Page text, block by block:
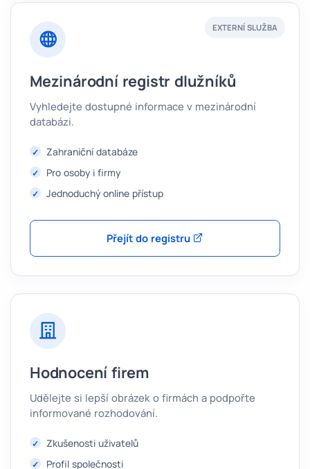
EXTERNÍ SLUŽBA
Mezinárodní registr dlužníků
Vyhledejte dostupné informace v mezinárodní
databázi.
Zahraniční databáze
Pro osoby i firmy
Jednoduchý online přístup
Přejít do registru
Hodnocení firem
Udělejte si lepší obrázek o firmách a podpořte
informované rozhodování.
Zkušenosti uživatelů
Profil společnosti